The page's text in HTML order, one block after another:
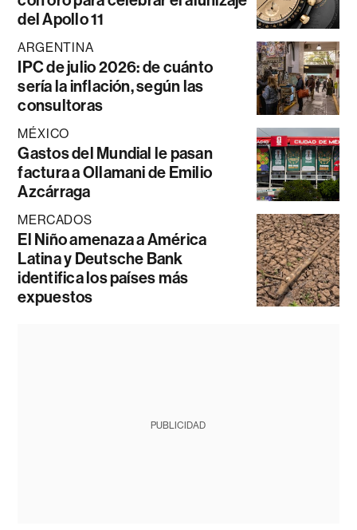
del Apollo 11
ARGENTINA
IPC de julio 2026: de cuánto
sería la inflación, según las
consultoras
MÉXICO
Gastos del Mundial le pasan
factura a Ollamani de Emilio
Azcárraga
MERCADOS
El Niño amenaza a América
Latina y Deutsche Bank
identifica los países más
expuestos
PUBLICIDAD